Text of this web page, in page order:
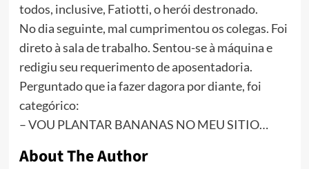
todos, inclusive, Fatiotti, o herói destronado.
No dia seguinte, mal cumprimentou os colegas. Foi
direto à sala de trabalho. Sentou-se à máquina e
redigiu seu requerimento de aposentadoria.
Perguntado que ia fazer dagora por diante, foi
categórico:
– VOU PLANTAR BANANAS NO MEU SITIO…
About The Author